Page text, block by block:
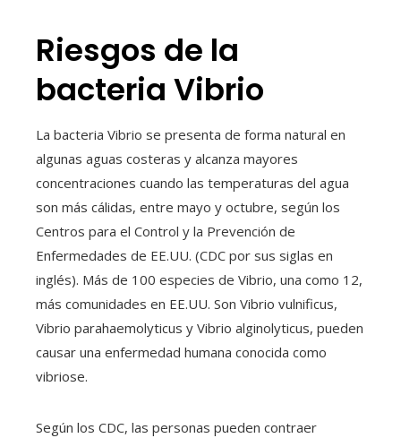
Riesgos de la
bacteria Vibrio
La bacteria Vibrio se presenta de forma natural en
algunas aguas costeras y alcanza mayores
concentraciones cuando las temperaturas del agua
son más cálidas, entre mayo y octubre, según los
Centros para el Control y la Prevención de
Enfermedades de EE.UU. (CDC por sus siglas en
inglés). Más de 100 especies de Vibrio, una como 12,
más comunidades en EE.UU. Son Vibrio vulnificus,
Vibrio parahaemolyticus y Vibrio alginolyticus, pueden
causar una enfermedad humana conocida como
vibriose.
Según los CDC, las personas pueden contraer